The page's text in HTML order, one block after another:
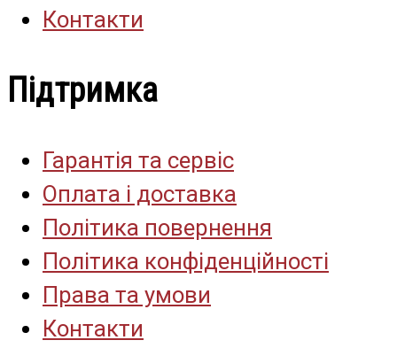
Контакти
Підтримка
Гарантія та сервіс
Оплата і доставка
Політика повернення
Політика конфіденційності
Права та умови
Контакти